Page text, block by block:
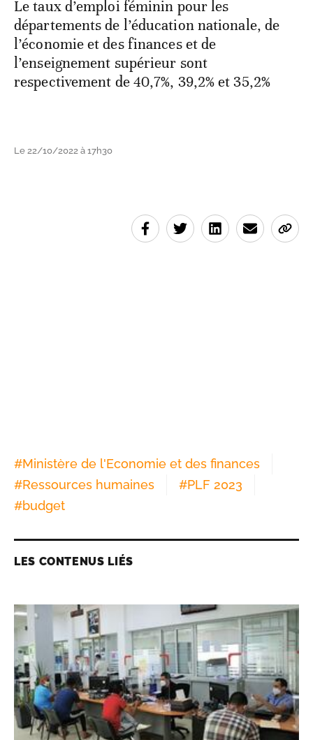
Le taux d’emploi féminin pour les
départements de l’éducation nationale, de
l’économie et des finances et de
l’enseignement supérieur sont
respectivement de 40,7%, 39,2% et 35,2%
Le 22/10/2022 à 17h30
#Ministère de l'Economie et des finances
#Ressources humaines #PLF 2023
#budget
LES CONTENUS LIÉS